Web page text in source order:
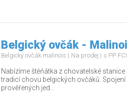
Belgický ovčák -
Belgický ovčák malinois Na prodej s PP FCI
Nabízíme štěňátka z chovatelské
tradicí chovu belgických ovčáků.
prověřených jed...